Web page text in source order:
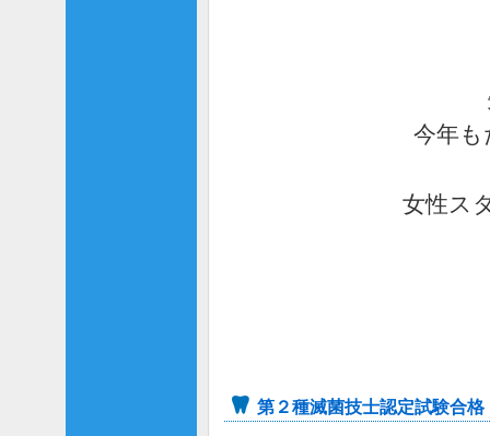
今年
女性ス
第２種滅菌技士認定試験合格